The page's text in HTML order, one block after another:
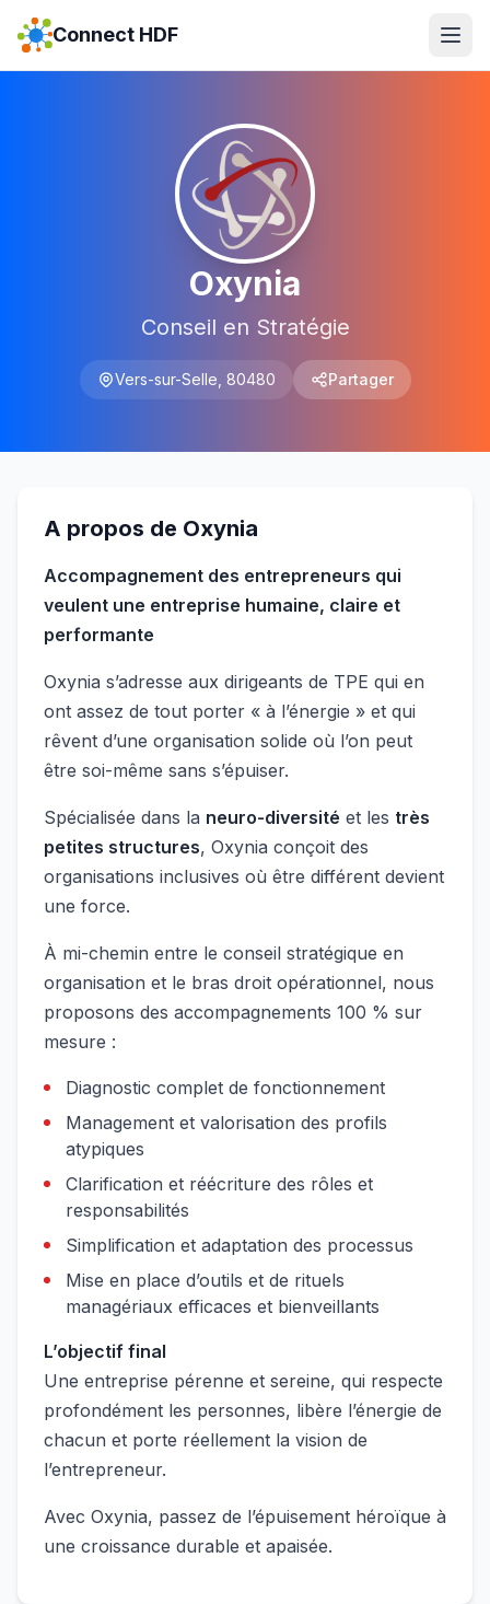
Connect HDF
Oxynia
Conseil en Stratégie
Vers-sur-Selle 80480 Partager
A propos de Oxynia
Accompagnement des entrepreneurs qui
veulent une entreprise humaine, claire et
performante
Oxynia s’adresse aux dirigeants de TPE qui en
ont assez de tout porter « à l’énergie » et qui
rêvent d’une organisation solide où l’on peut
être soi-même sans s’épuiser.
Spécialisée dans la neuro-diversité et les très
petites structures, Oxynia conçoit des
organisations inclusives où être différent devient
une force.
À mi-chemin entre le conseil stratégique en
organisation et le bras droit opérationnel, nous
proposons des accompagnements 100 % sur
mesure :
Diagnostic complet de fonctionnement
Management et valorisation des profils
atypiques
Clarification et réécriture des rôles et
responsabilités
Simplification et adaptation des processus
Mise en place d’outils et de rituels
managériaux efficaces et bienveillants
L’objectif final
Une entreprise pérenne et sereine, qui respecte
profondément les personnes, libère l’énergie de
chacun et porte réellement la vision de
l’entrepreneur.
Avec Oxynia, passez de l’épuisement héroïque à
une croissance durable et apaisée.